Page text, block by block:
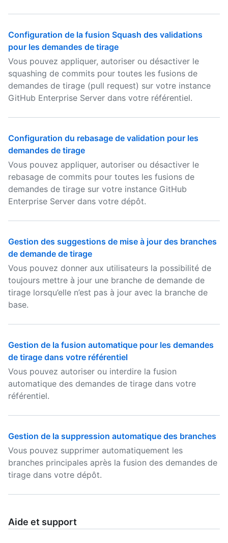
Configuration de la fusion Squash des validations
pour les demandes de tirage
Vous pouvez appliquer, autoriser ou désactiver le
squashing de commits pour toutes les fusions de
demandes de tirage (pull request) sur votre instance
GitHub Enterprise Server dans votre référentiel.
Configuration du rebasage de validation pour les
demandes de tirage
Vous pouvez appliquer, autoriser ou désactiver le
rebasage de commits pour toutes les fusions de
demandes de tirage sur votre instance GitHub
Enterprise Server dans votre dépôt.
Gestion des suggestions de mise à jour des branches
de demande de tirage
Vous pouvez donner aux utilisateurs la possibilité de
toujours mettre à jour une branche de demande de
tirage lorsqu’elle n’est pas à jour avec la branche de
base.
Gestion de la fusion automatique pour les demandes
de tirage dans votre référentiel
Vous pouvez autoriser ou interdire la fusion
automatique des demandes de tirage dans votre
référentiel.
Gestion de la suppression automatique des branches
Vous pouvez supprimer automatiquement les
branches principales après la fusion des demandes de
tirage dans votre dépôt.
Aide et support